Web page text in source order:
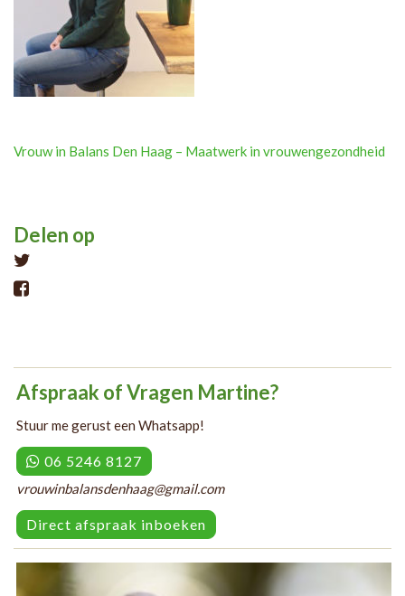
Post
Vrouw in Balans Den Haag – Maatwerk in vrouwengezondheid
Delen op
Afspraak of Vragen Martine?
Stuur me gerust een Whatsapp!
06 5246 8127
vrouwinbalansdenhaag@gmail.com
Direct afspraak inboeken